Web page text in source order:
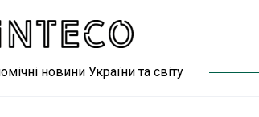
новини України та світу